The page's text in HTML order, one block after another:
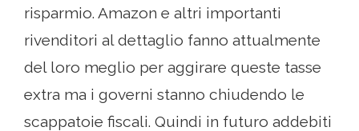
risparmio. Amazon e altri importanti
rivenditori al dettaglio fanno attualmente
del loro meglio per aggirare queste tasse
extra ma i governi stanno chiudendo le
scappatoie fiscali. Quindi in futuro addebiti